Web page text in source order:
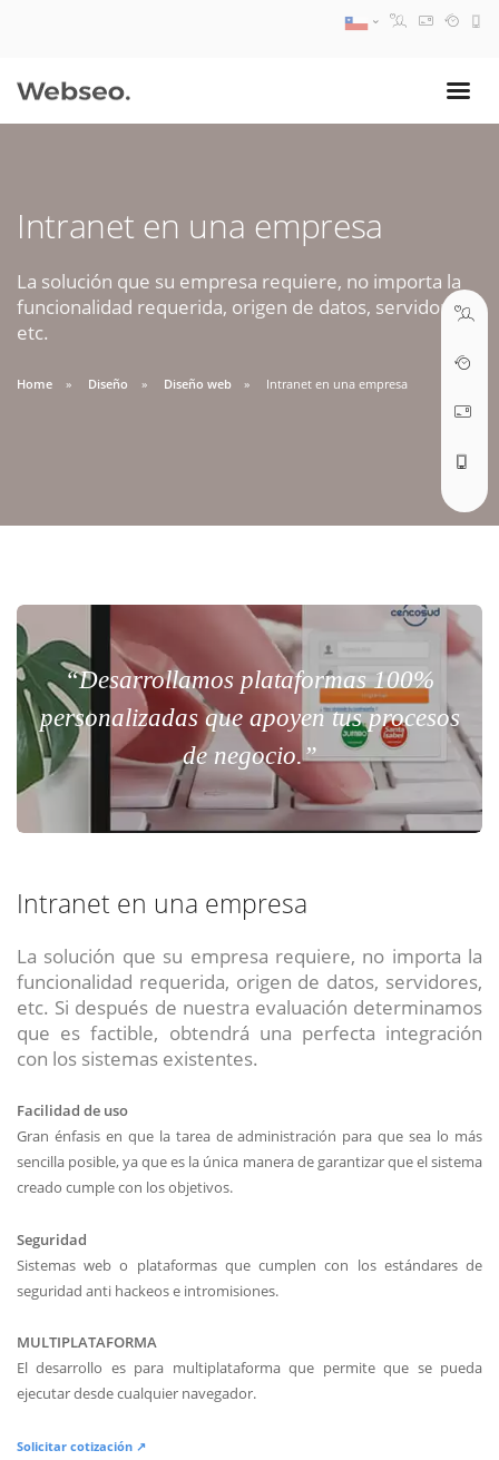
Intranet en una empresa
La solución que su empresa requiere, no importa la
funcionalidad requerida, origen de datos, servidores,
etc.
Home Diseño Diseño web Intranet en una empresa
“Desarrollamos plataformas 100%
personalizadas que apoyen tus procesos
de negocio.”
Intranet en una empresa
La solución que su empresa requiere, no importa la
funcionalidad requerida, origen de datos, servidores,
etc. Si después de nuestra evaluación determinamos
que es factible, obtendrá una perfecta integración
con los sistemas existentes.
Facilidad de uso
Gran énfasis en que la tarea de administración para que sea lo más
sencilla posible, ya que es la única manera de garantizar que el sistema
creado cumple con los objetivos.
Seguridad
Sistemas web o plataformas que cumplen con los estándares de
seguridad anti hackeos e intromisiones.
MULTIPLATAFORMA
El desarrollo es para multiplataforma que permite que se pueda
ejecutar desde cualquier navegador.
Solicitar cotización ↗
09:30 AM A 18:30 PM
soporte@webseo.cl
ABRIR TICKET